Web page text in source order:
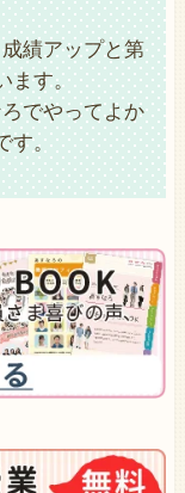
績アップと第
ます。
でやってよか
す。